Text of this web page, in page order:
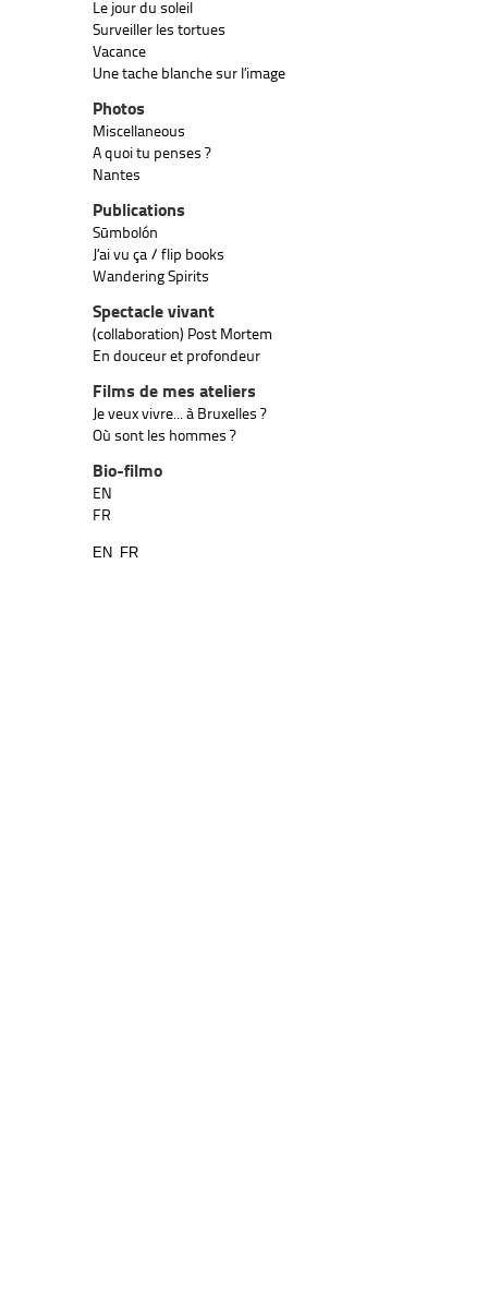
Le jour du soleil
Surveiller les tortues
Vacance
Une tache blanche sur l’image
Photos
Miscellaneous
A quoi tu penses ?
Nantes
Publications
Sūmbolón
J’ai vu ça / flip books
Wandering Spirits
Spectacle vivant
(collaboration) Post Mortem
En douceur et profondeur
Films de mes ateliers
Je veux vivre... à Bruxelles ?
Où sont les hommes ?
Bio-filmo
EN
FR